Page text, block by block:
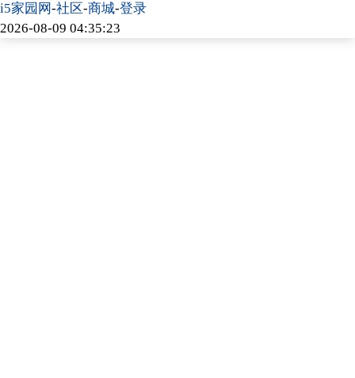
i5家园网-社区-商城-登录
2026-08-09 04:35:23